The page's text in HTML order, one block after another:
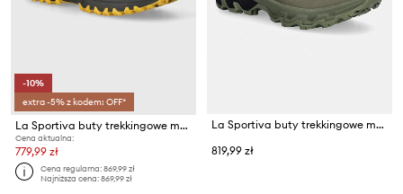
-10%
extra -5% z kodem: OFF*
La Sportiva buty trekkingowe męskie Bushido III
Cena aktualna:
779,99 zł
Cena regularna:869,99 zł
Najniższa cena:869,99 zł
La Sportiva buty trekkingowe męskie Ultra Raptor 3
819,99 zł